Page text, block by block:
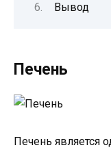
Вывод
Печень
Печень является